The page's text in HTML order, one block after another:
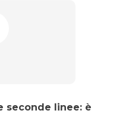
seconde linee: è